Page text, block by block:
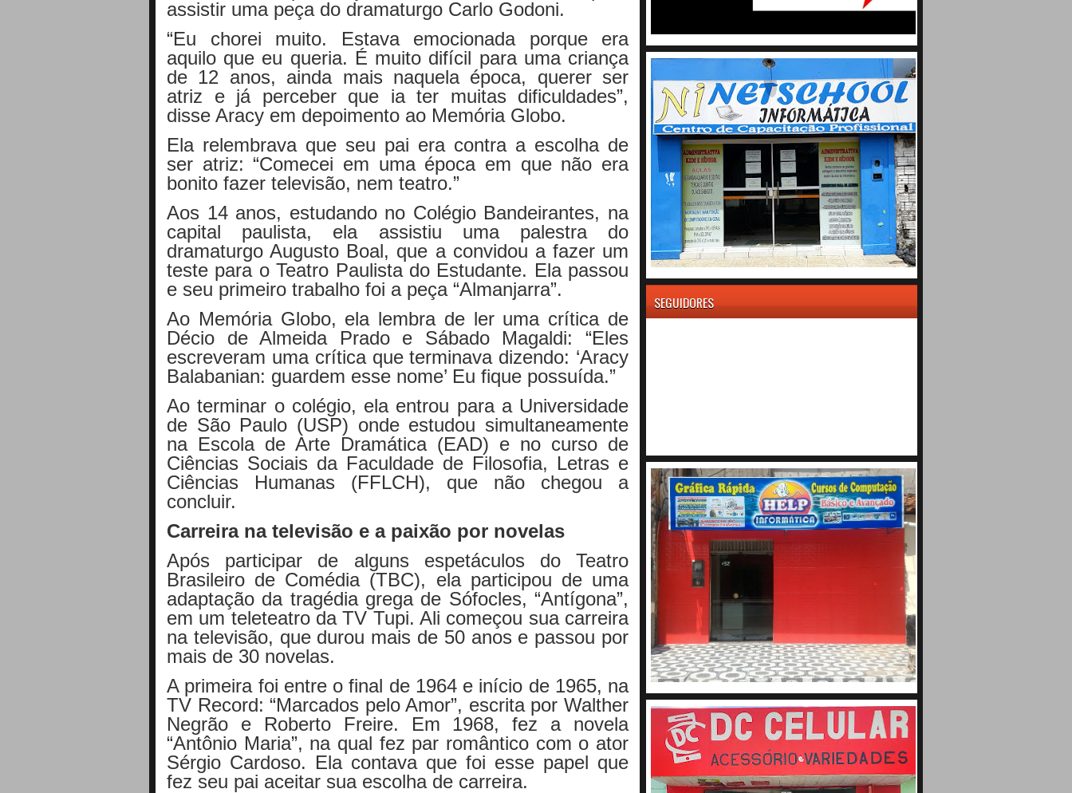
assistir uma peça do dramaturgo Carlo Godoni.
“Eu chorei muito. Estava emocionada porque era
aquilo que eu queria. É muito difícil para uma criança
de 12 anos, ainda mais naquela época, querer ser
atriz e já perceber que ia ter muitas dificuldades”,
disse Aracy em depoimento ao Memória Globo.
Ela relembrava que seu pai era contra a escolha de
ser atriz: “Comecei em uma época em que não era
bonito fazer televisão, nem teatro.”
Aos 14 anos, estudando no Colégio Bandeirantes, na
capital paulista, ela assistiu uma palestra do
dramaturgo Augusto Boal, que a convidou a fazer um
teste para o Teatro Paulista do Estudante. Ela passou
e seu primeiro trabalho foi a peça “Almanjarra”.
Ao Memória Globo, ela lembra de ler uma crítica de
Décio de Almeida Prado e Sábado Magaldi: “Eles
escreveram uma crítica que terminava dizendo: ‘Aracy
Balabanian: guardem esse nome’ Eu fique possuída.”
Ao terminar o colégio, ela entrou para a Universidade
de São Paulo (USP) onde estudou simultaneamente
na Escola de Arte Dramática (EAD) e no curso de
Ciências Sociais da Faculdade de Filosofia, Letras e
Ciências Humanas (FFLCH), que não chegou a
concluir.
Carreira na televisão e a paixão por novelas
Após participar de alguns espetáculos do Teatro
Brasileiro de Comédia (TBC), ela participou de uma
adaptação da tragédia grega de Sófocles, “Antígona”,
em um teleteatro da TV Tupi. Ali começou sua carreira
na televisão, que durou mais de 50 anos e passou por
mais de 30 novelas.
A primeira foi entre o final de 1964 e início de 1965, na
TV Record: “Marcados pelo Amor”, escrita por Walther
Negrão e Roberto Freire. Em 1968, fez a novela
“Antônio Maria”, na qual fez par romântico com o ator
Sérgio Cardoso. Ela contava que foi esse papel que
fez seu pai aceitar sua escolha de carreira.
SEGUIDORES